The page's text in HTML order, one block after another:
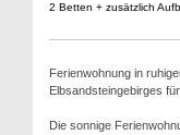
2 Betten + zusätzlich
Ferienwohnung in
Elbsandsteingebirges
Die sonnige